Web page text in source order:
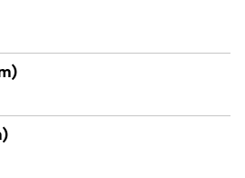
skala
torņa sistēma ar nulles
uz vienu torņa pagriezienu
regulēšana: 32 MIL